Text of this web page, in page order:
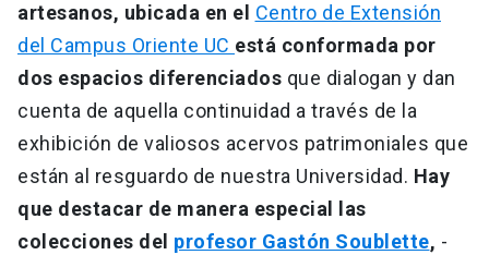
artesanos, ubicada en el Centro de Extensión
del Campus Oriente UC está conformada por
dos espacios diferenciados que dialogan y dan
cuenta de aquella continuidad a través de la
exhibición de valiosos acervos patrimoniales que
están al resguardo de nuestra Universidad. Hay
que destacar de manera especial las
colecciones del profesor Gastón Soublette, -